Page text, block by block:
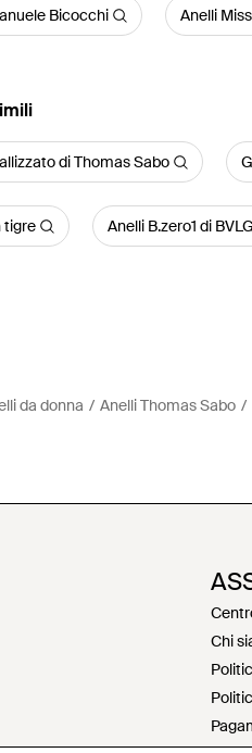
Bicocchi Anelli
di Thomas Sabo
tigre Anelli B.zero1 di
da donna Anelli Thomas Sabo
Chi